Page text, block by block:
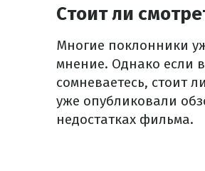
Стоит ли
Многие поклонники
мнение. Однако если
сомневаетесь, стоит
уже опубликовали
недостатках фильма.